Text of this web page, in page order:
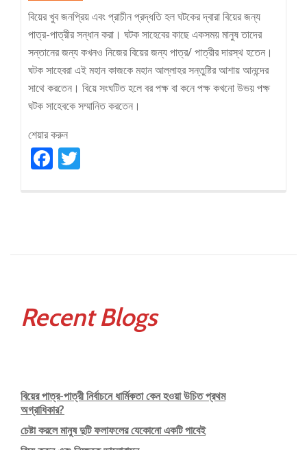
বিয়ের খুব জনপ্রিয় এবং প্রাচীন প্রদ্ধতি হল ঘটকের দ্বারা বিয়ের জন্য
পাত্র-পাত্রীর সন্ধান করা। ঘটক সাহেবের কাছে একসময় মানুষ তাদের
সন্তানের জন্য কখনও নিজের বিয়ের জন্য পাত্র/ পাত্রীর দারস্থ হতেন।
ঘটক সাহেবরা এই মহান কাজকে মহান আল্লাহর সন্তুষ্টির আশায় আনন্দের
সাথে করতেন। বিয়ে সংঘটিত হলে বর পক্ষ বা কনে পক্ষ কখনো উভয় পক্ষ
ঘটক সাহেবকে সম্মানিত করতেন।
শেয়ার করুন
Facebook
Recent Blogs
বিয়ের পাত্র-পাত্রী নির্বাচনে ধার্মিকতা কেন হওয়া উচিত প্রথম
অগ্রাধিকার?
চেষ্টা করলে মানুষ দুটি ফলাফলের যেকোনো একটি পাবেই